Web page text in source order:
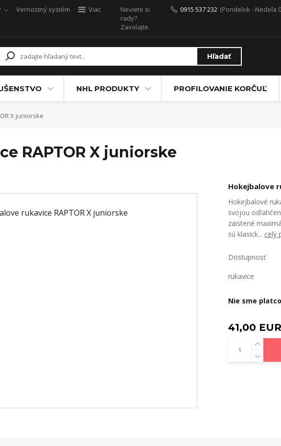
Vernostný systém Viac
Hľadať
Neviete si
rady?
Zavolajte.
0915 537 232 (Pondelok - Nedeľa
NHL PRODUKTY PROFILOVANIE KORČUĽ
X juniorske
RAPTOR X juniorske
Hokejbalove
Hokejbalové
svojou
zaistené
sú klasick... celý
Dostupnosť
rukavice
Nie sme
41,00 EUR